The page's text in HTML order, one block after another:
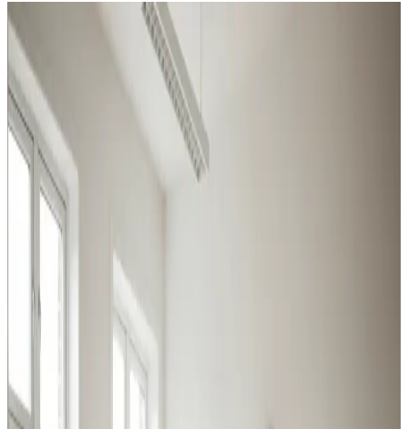
Erhvervs- og industriventilation i
Tistrup
Uanset om det er procesudsugning, hal-ventilation eller
behovsstyret kontorluft, har vi løsningen til erhverv og
industri i Tistrup.
Procesventilation
Udsugning ved svejsning, slibning og kemikalier i Tistrup.
Overholder Arbejdstilsynets krav.
Læs mere